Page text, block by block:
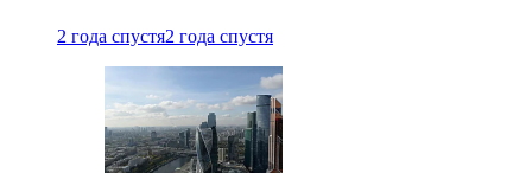
2 года спустя2 года спустя